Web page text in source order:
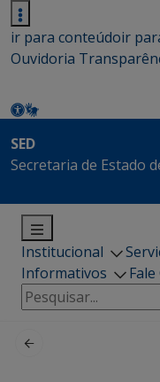
ir para conteúdoir
Ouvidoria
SED
Secretaria de Estado
Institucional
Informativos
Pesquisar
por: